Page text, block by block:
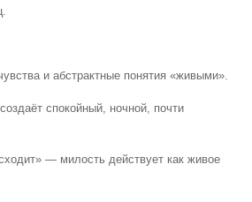
и абстрактные понятия «живыми».
спокойный, ночной, почти
— милость действует как живое